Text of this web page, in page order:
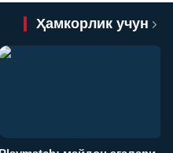
Ҳамкорлик учун